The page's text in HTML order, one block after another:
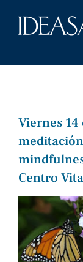
Viernes 14
Centro
Ver
imagen
más
grande